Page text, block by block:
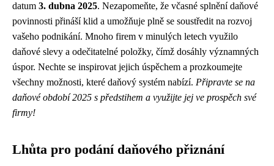
datum 3. dubna 2025. Nezapomeňte, že včasné splnění daňové
povinnosti přináší klid a umožňuje plně se soustředit na rozvoj
vašeho podnikání. Mnoho firem v minulých letech využilo
daňové slevy a odečitatelné položky, čímž dosáhly významných
úspor. Nechte se inspirovat jejich úspěchem a prozkoumejte
všechny možnosti, které daňový systém nabízí. Připravte se na
daňové období 2025 s předstihem a využijte jej ve prospěch své
firmy!
Lhůta pro podání daňového přiznání